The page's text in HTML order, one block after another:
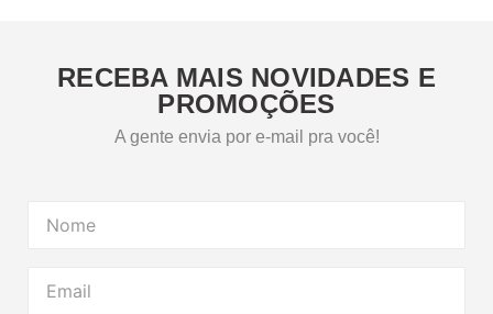
RECEBA MAIS NOVIDADES E
PROMOÇÕES
A gente envia por e-mail pra você!